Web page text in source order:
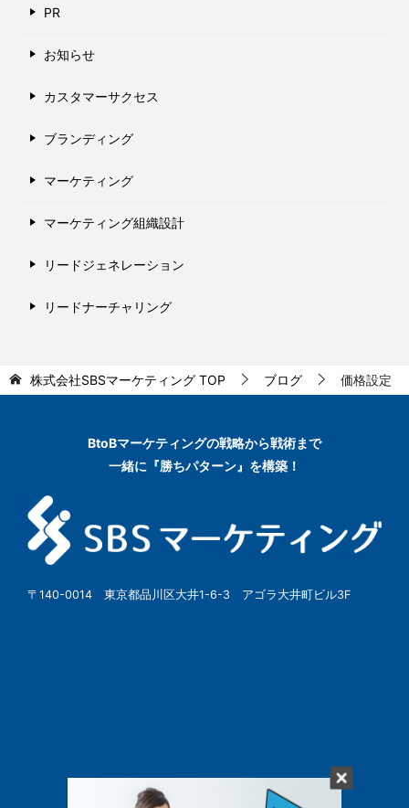
PR
お知らせ
カスタマーサクセス
ブランディング
マーケティング
マーケティング組織設計
リードジェネレーション
リードナーチャリング
株式会社SBSマーケティング TOP ブログ 価格設定
BtoBマーケティングの戦略から戦術まで
一緒に『勝ちパターン』を構築！
〒140-0014 東京都品川区大井1-6-3 アゴラ大井町ビル3F